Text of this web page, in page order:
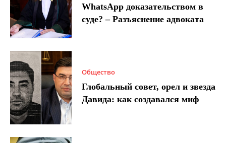
WhatsApp доказательством в
суде? – Разъяснение адвоката
Общество
Глобальный совет, орел и звезда
Давида: как создавался миф